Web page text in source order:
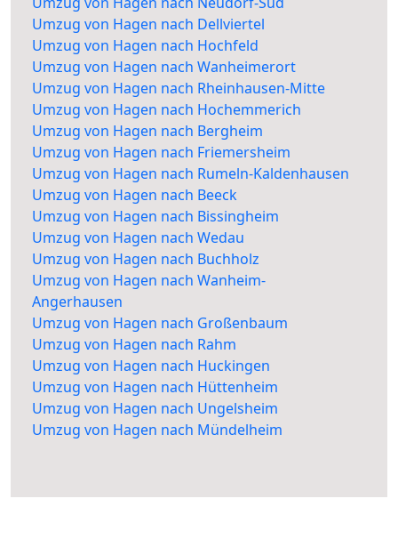
Umzug von Hagen nach Dellviertel
Umzug von Hagen nach Hochfeld
Umzug von Hagen nach Wanheimerort
Umzug von Hagen nach Rheinhausen-Mitte
Umzug von Hagen nach Hochemmerich
Umzug von Hagen nach Bergheim
Umzug von Hagen nach Friemersheim
Umzug von Hagen nach Rumeln-Kaldenhausen
Umzug von Hagen nach Beeck
Umzug von Hagen nach Bissingheim
Umzug von Hagen nach Wedau
Umzug von Hagen nach Buchholz
Umzug von Hagen nach Wanheim-
Angerhausen
Umzug von Hagen nach Großenbaum
Umzug von Hagen nach Rahm
Umzug von Hagen nach Huckingen
Umzug von Hagen nach Hüttenheim
Umzug von Hagen nach Ungelsheim
Umzug von Hagen nach Mündelheim